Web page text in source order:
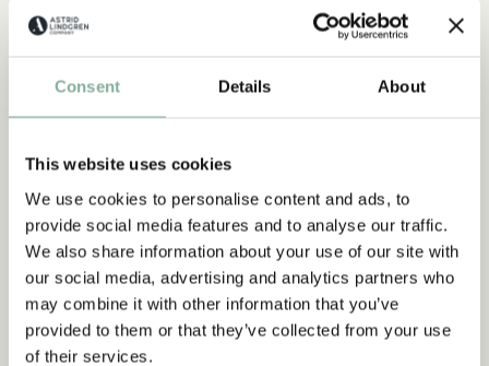
Consent Details About
This website uses cookies
We use cookies to personalise content and ads, to
provide social media features and to analyse our traffic.
We also share information about your use of our site with
our social media, advertising and analytics partners who
may combine it with other information that you’ve
provided to them or that they’ve collected from your use
of their services.